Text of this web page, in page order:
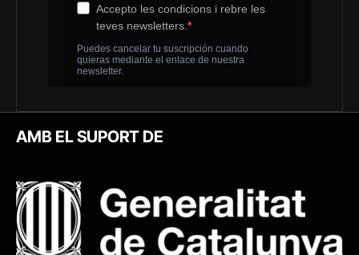
AMB EL SUPORT DE